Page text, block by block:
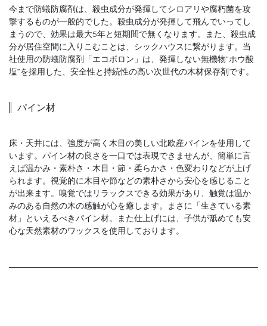
今まで防蟻防腐剤は、殺虫成分が発揮してシロアリや腐朽菌を攻
撃するものが一般的でした。殺虫成分が発揮して飛んでいってし
まうので、効果は最大5年と短期間で無くなります。また、殺虫成
分が居住空間に入りこむことは、シックハウスに繋がります。当
社使用の防蟻防腐剤「エコボロン」は、発揮しない無機物”ホウ酸
塩”を採用した、安全性と持続性の高い次世代の木材保存剤です。
パイン材
床・天井には、強度が高く木目の美しい北欧産パインを使用して
います。パイン材の良さを一口では表現できませんが、簡単に言
えば温かみ・素朴さ・木目・節・柔らかさ・色変わりなどが上げ
られます。視覚的に木目や節などの素朴さから安心を感じること
が出来ます。嗅覚ではリラックスできる効果があり、触覚は温か
みのある自然の木の感触が心を癒します。まさに「生きている素
材」といえるべきパイン材。また仕上げには、子供が舐めても安
心な天然素材のワックスを使用しております。